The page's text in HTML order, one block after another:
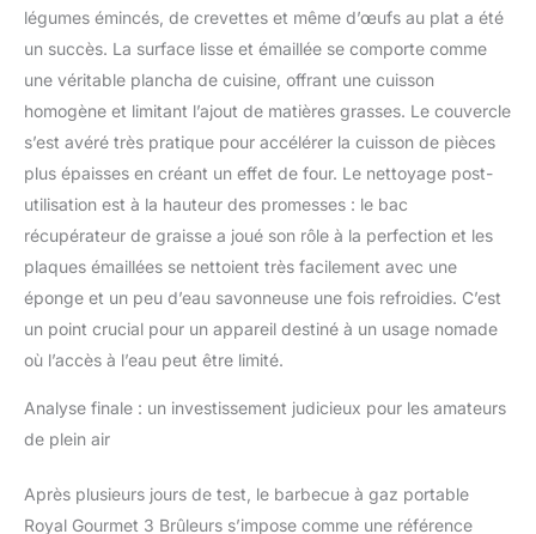
légumes émincés, de crevettes et même d’œufs au plat a été
un succès. La surface lisse et émaillée se comporte comme
une véritable plancha de cuisine, offrant une cuisson
homogène et limitant l’ajout de matières grasses. Le couvercle
s’est avéré très pratique pour accélérer la cuisson de pièces
plus épaisses en créant un effet de four. Le nettoyage post-
utilisation est à la hauteur des promesses : le bac
récupérateur de graisse a joué son rôle à la perfection et les
plaques émaillées se nettoient très facilement avec une
éponge et un peu d’eau savonneuse une fois refroidies. C’est
un point crucial pour un appareil destiné à un usage nomade
où l’accès à l’eau peut être limité.
Analyse finale : un investissement judicieux pour les amateurs
de plein air
Après plusieurs jours de test, le barbecue à gaz portable
Royal Gourmet 3 Brûleurs s’impose comme une référence